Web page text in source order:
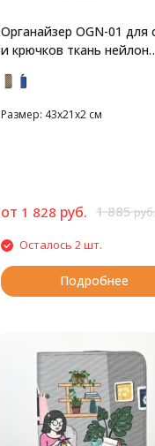
Органайзер OGN-01 для
и крючков ткань нейлон
Размер: 43х21х2 см
от 1 828 руб. 1 885руб.
Осталось 2 шт.
Подробнее